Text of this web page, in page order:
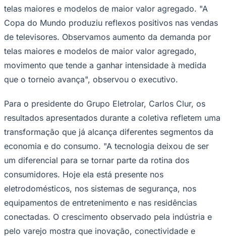
Flamengo
telas maiores e modelos de maior valor agregado. "A
Copa do Mundo produziu reflexos positivos nas vendas
de televisores. Observamos aumento da demanda por
telas maiores e modelos de maior valor agregado,
movimento que tende a ganhar intensidade à medida
que o torneio avança", observou o executivo.
Para o presidente do Grupo Eletrolar, Carlos Clur, os
resultados apresentados durante a coletiva refletem uma
transformação que já alcança diferentes segmentos da
economia e do consumo. "A tecnologia deixou de ser
um diferencial para se tornar parte da rotina dos
consumidores. Hoje ela está presente nos
eletrodomésticos, nos sistemas de segurança, nos
equipamentos de entretenimento e nas residências
conectadas. O crescimento observado pela indústria e
pelo varejo mostra que inovação, conectividade e